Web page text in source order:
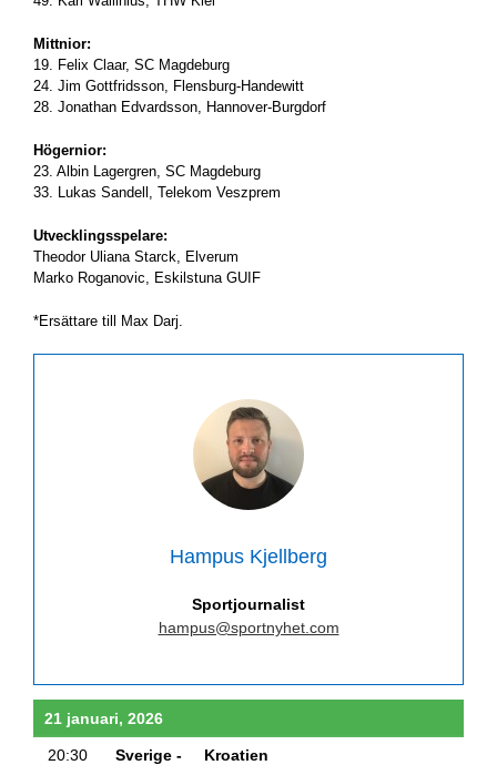
Mittnior:
19. Felix Claar, SC Magdeburg
24. Jim Gottfridsson, Flensburg-Handewitt
28. Jonathan Edvardsson, Hannover-Burgdorf
Högernior:
23. Albin Lagergren, SC Magdeburg
33. Lukas Sandell, Telekom Veszprem
Utvecklingsspelare:
Theodor Uliana Starck, Elverum
Marko Roganovic, Eskilstuna GUIF
*Ersättare till Max Darj.
Hampus Kjellberg
Sportjournalist
hampus@sportnyhet.com
21 januari, 2026
20:30 Sverige -
Kroatien